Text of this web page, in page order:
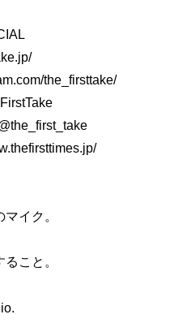
the_firsttake/
イク。
こと。